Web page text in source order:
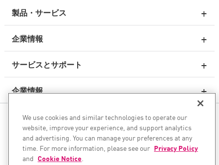
製品・サービス
次世代ファイアウォール
エンタープライズファイアウォール
クラウド向けのネットワーク セキュリティ
SASE
企業情報
サービスとサポート
企業情報
ソーシャル・メディア
AIトランスフォーメーションを安全に実現
©1994–2026 Check Point Software Technologies Ltd. All rights
We use cookies and similar technologies to operate our
website, improve your experience, and support analytics
and advertising. You can manage your preferences at any
time. For more information, please see our Privacy Policy
and Cookie Notice.